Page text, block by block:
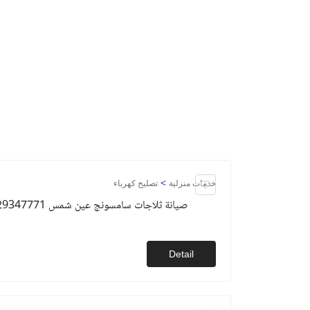
خدمات منزلية > تصليح كهرباء
صيانة ثلاجات سامسونج عين شمس 01129347771
Detail